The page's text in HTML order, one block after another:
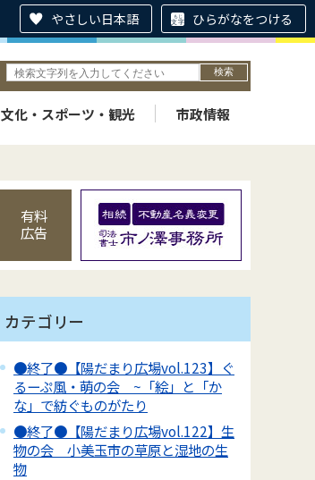
やさしい日本語 ひらがなをつける
文化・スポーツ・観光 市政情報
有料
広告
カテゴリー
●終了●【陽だまり広場vol.123】ぐ
るーぷ風・萌の会 ~「絵」と「か
な」で紡ぐものがたり
●終了●【陽だまり広場vol.122】生
物の会 小美玉市の草原と湿地の生
物